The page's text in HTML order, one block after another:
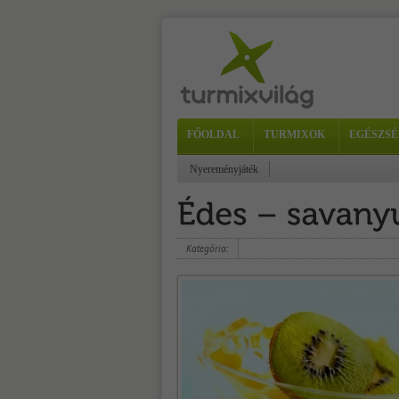
FŐOLDAL TURMIXOK
Nyereményjáték
Kategória: